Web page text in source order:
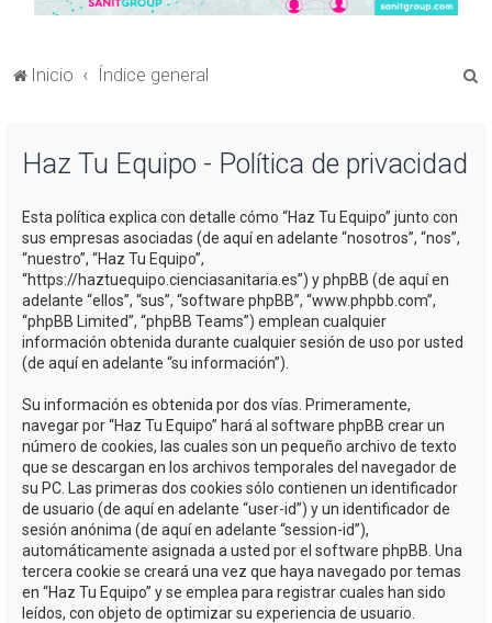
Inicio Índice general
Haz Tu Equipo - Política de privacidad
Esta política explica con detalle cómo “Haz Tu Equipo” junto con
sus empresas asociadas (de aquí en adelante “nosotros”, “nos”,
“nuestro”, “Haz Tu Equipo”,
“https://haztuequipo.cienciasanitaria.es”) y phpBB (de aquí en
adelante “ellos”, “sus”, “software phpBB”, “www.phpbb.com”,
“phpBB Limited”, “phpBB Teams”) emplean cualquier
información obtenida durante cualquier sesión de uso por usted
(de aquí en adelante “su información”).
Su información es obtenida por dos vías. Primeramente,
navegar por “Haz Tu Equipo” hará al software phpBB crear un
número de cookies, las cuales son un pequeño archivo de texto
que se descargan en los archivos temporales del navegador de
su PC. Las primeras dos cookies sólo contienen un identificador
de usuario (de aquí en adelante “user-id”) y un identificador de
sesión anónima (de aquí en adelante “session-id”),
automáticamente asignada a usted por el software phpBB. Una
tercera cookie se creará una vez que haya navegado por temas
en “Haz Tu Equipo” y se emplea para registrar cuales han sido
leídos, con objeto de optimizar su experiencia de usuario.